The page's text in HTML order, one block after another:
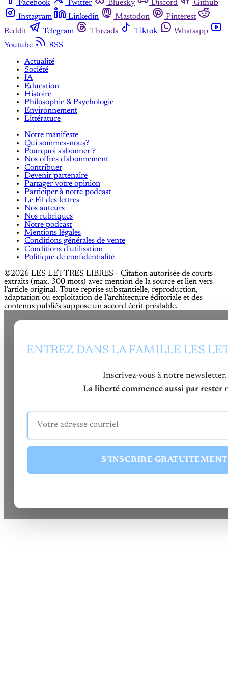
Facebook Twitter Bluesky Discord
Github
Instagram
Linkedin Mastodon
Pinterest
Reddit
Telegram Threads Tiktok
Whatsapp
Youtube
RSS
Actualité
Société
IA
Éducation
Histoire
Philosophie & Psychologie
Environnement
Littérature
Notre manifeste
Qui sommes-nous?
Pourquoi s'abonner ?
Nos offres d'abonnement
Contribuer
Devenir partenaire
Partager votre opinion
Participer à notre podcast
Le Fil des lettres
Nos auteurs
Nos rubriques
Notre podcast
Mentions légales
Conditions générales de vente
Conditions d'utilisation
Politique de confidentialité
©2026 LES LETTRES LIBRES - Citation autorisée de courts
extraits (max. 300 mots) avec mention de la source et lien vers
l’article original. Toute reprise substantielle, reproduction,
adaptation ou exploitation de l’architecture éditoriale et des
contenus publiés suppose un accord écrit préalable.
ENTREZ DANS LA FAMILLE LES
Inscrivez-vous à notre newsletter.
La liberté commence aussi par rester
S’INSCRIRE GRATUITEMENT